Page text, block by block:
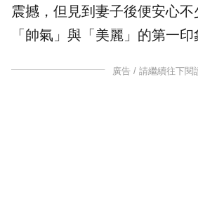
震撼，但見到妻子後便安心
「帥氣」與「美麗」的第一印
廣告 / 請繼續往下閱